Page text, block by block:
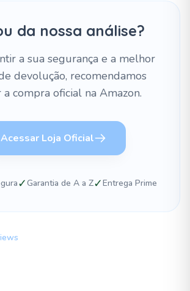
da nossa análise?
a sua segurança e a melhor
devolução, recomendamos
a compra oficial na Amazon.
Acessar Loja Oficial
✓Garantia de A a Z✓Entrega Prime